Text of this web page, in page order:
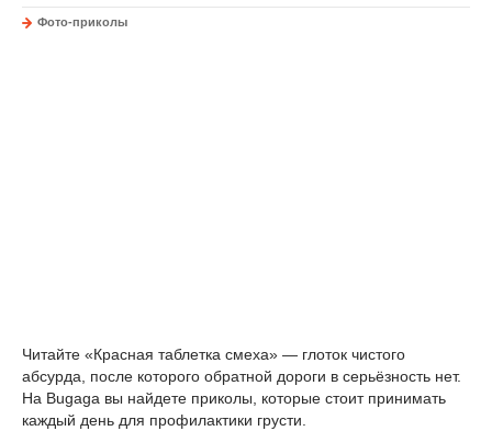
Фото-приколы
Читайте «Красная таблетка смеха» — глоток чистого
абсурда, после которого обратной дороги в серьёзность нет.
На Bugaga вы найдете приколы, которые стоит принимать
каждый день для профилактики грусти.